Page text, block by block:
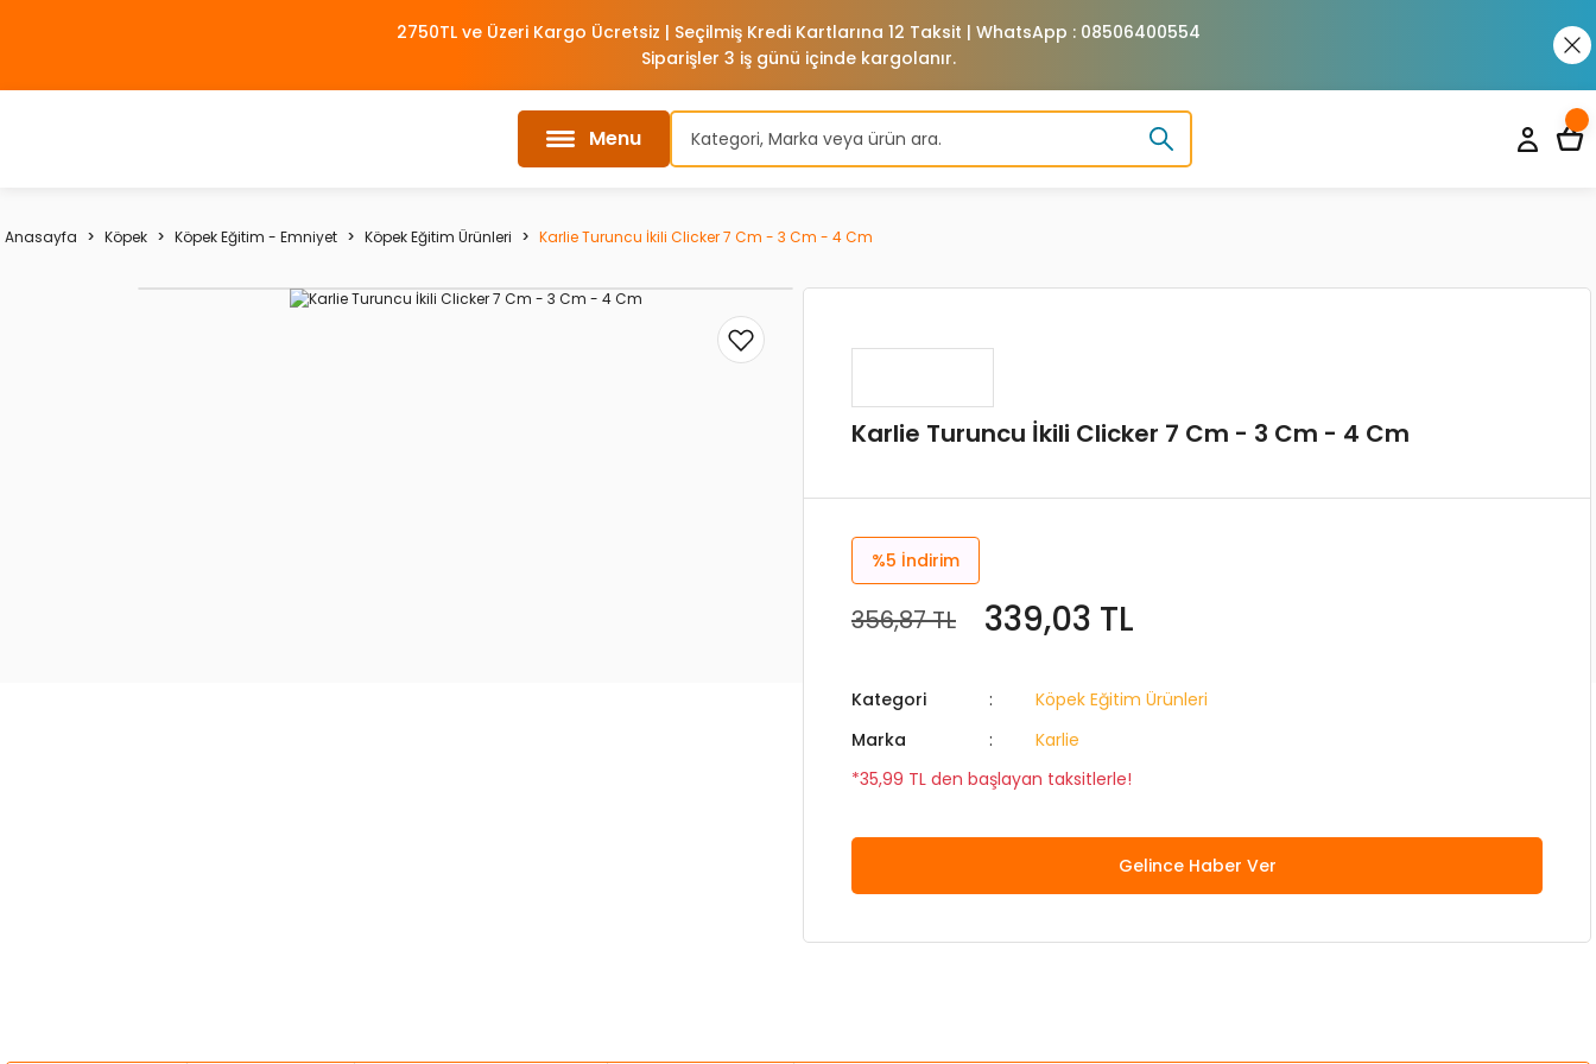
2750TL ve Üzeri Kargo Ücretsiz | Seçilmiş Kredi Kartlarına 12 Taksit | WhatsApp : 08506400554
Siparişler 3 iş günü içinde kargolanır.
Menu
Anasayfa Köpek Köpek Eğitim - Emniyet Köpek Eğitim Ürünleri Karlie Turuncu İkili Clicker 7 Cm - 3 Cm - 4 Cm
Karlie Turuncu İkili Clicker 7 Cm - 3 Cm - 4 Cm
%5 İndirim
356,87 TL 339,03 TL
Kategori
Köpek Eğitim Ürünleri
Marka
Karlie
*35,99 TL den başlayan taksitlerle!
Gelince Haber Ver